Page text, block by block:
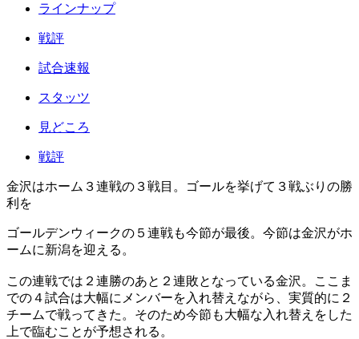
ラインナップ
戦評
試合速報
スタッツ
見どころ
戦評
金沢はホーム３連戦の３戦目。ゴールを挙げて３戦ぶりの勝
利を
ゴールデンウィークの５連戦も今節が最後。今節は金沢がホ
ームに新潟を迎える。
この連戦では２連勝のあと２連敗となっている金沢。ここま
での４試合は大幅にメンバーを入れ替えながら、実質的に２
チームで戦ってきた。そのため今節も大幅な入れ替えをした
上で臨むことが予想される。